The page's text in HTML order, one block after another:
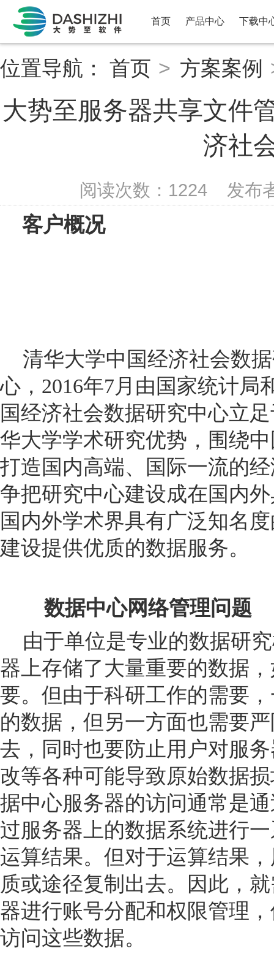
首页 产品中心 下载中
位置导航： 首页 > 方案案例
大势至服务器共享文件
济社
阅读次数： 1224 发布
客户概况
清华大学中国经济社会数
心，2016年7月由国家统计局
国经济社会数据研究中心立
华大学学术研究优势，围绕
打造国内高端、国际一流的
争把研究中心建设成在国内
国内外学术界具有广泛知名
建设提供优质的数据服务。
数据中心网络管理问题
由于单位是专业的数据研
器上存储了大量重要的数据
要。但由于科研工作的需要
的数据，但另一方面也需要
去，同时也要防止用户对服
改等各种可能导致原始数据
据中心服务器的访问通常是
过服务器上的数据系统进行
运算结果。但对于运算结果
质或途径复制出去。因此，
器进行账号分配和权限管理
访问这些数据。